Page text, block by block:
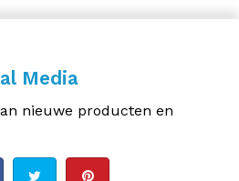
Media
nieuwe producten en